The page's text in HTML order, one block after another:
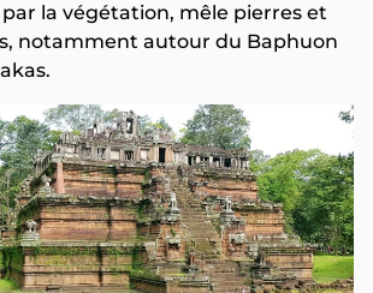
la végétation, mêle pierres et
notamment autour du Baphuon